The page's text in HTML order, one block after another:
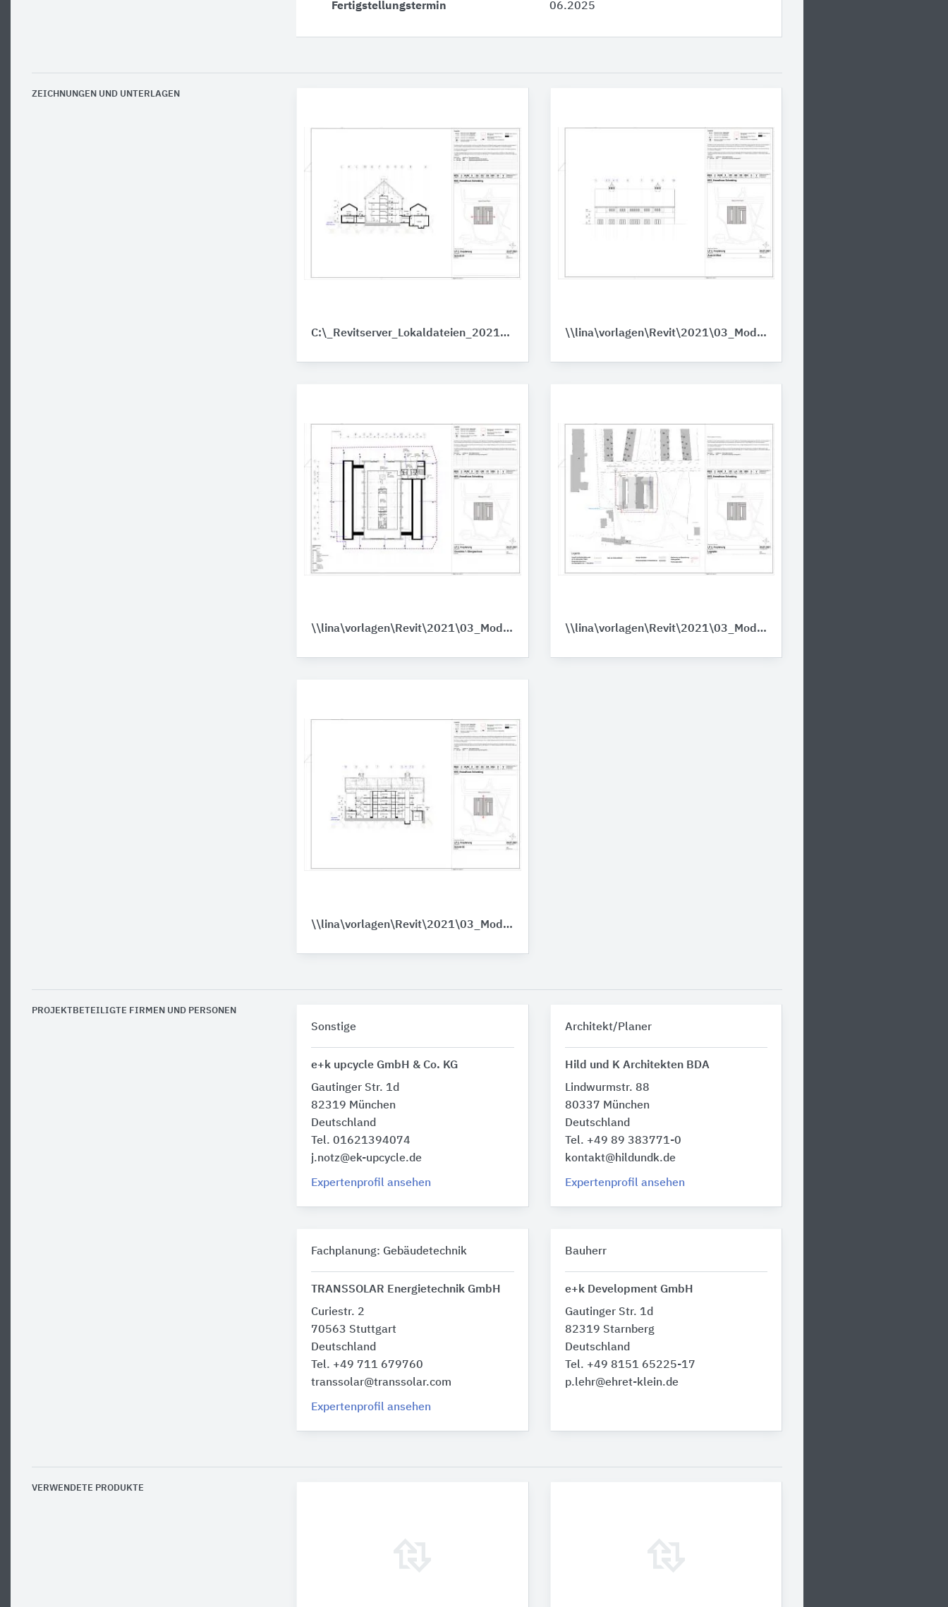
Fertigstellungstermin 06.2025
ZEICHNUNGEN UND UNTERLAGEN
C:\_Revitserver_Lokaldateien_2021\KES_BTX_Gebaeude_04_HuK_mullervg.pdf \\lina\vorlagen\Revit\2021\03_Module\Modul_Dächer\KES_BTX_Gebaeude_04_HuK_mullervg.pdf
\\lina\vorlagen\Revit\2021\03_Module\Modul_Dächer\KES_BTX_Gebaeude_04_HuK_mullervg.pdf \\lina\vorlagen\Revit\2021\03_Module\Modul_Dächer\KES_BTX_Gebaeude_04_HuK_mullervg.pdf
\\lina\vorlagen\Revit\2021\03_Module\Modul_Dächer\KES_BTX_Gebaeude_04_HuK_mullervg.pdf
PROJEKTBETEILIGTE FIRMEN UND PERSONEN
Sonstige
e+k upcycle GmbH & Co. KG
Gautinger Str. 1d
82319 München
Deutschland
Tel. 01621394074
j.notz@ek-upcycle.de
Expertenprofil ansehen
Architekt/Planer
Hild und K Architekten BDA
Lindwurmstr. 88
80337 München
Deutschland
Tel. +49 89 383771-0
kontakt@hildundk.de
Expertenprofil ansehen
Fachplanung: Gebäudetechnik
TRANSSOLAR Energietechnik GmbH
Curiestr. 2
70563 Stuttgart
Deutschland
Tel. +49 711 679760
transsolar@transsolar.com
Expertenprofil ansehen
Bauherr
e+k Development GmbH
Gautinger Str. 1d
82319 Starnberg
Deutschland
Tel. +49 8151 65225-17
p.lehr@ehret-klein.de
VERWENDETE PRODUKTE